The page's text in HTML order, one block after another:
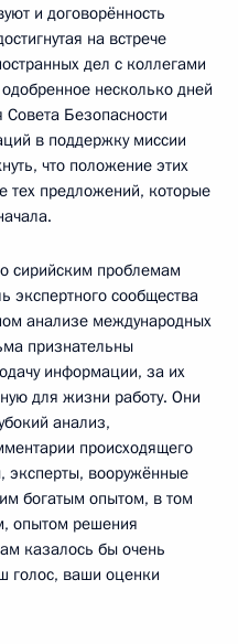
и договорённость
на встрече
дел с коллегами
несколько дней
Безопасности
в поддержку миссии
что положение этих
тех предложений, которые
сирийским проблемам
экспертного сообщества
анализе международных
признательны
информации, за их
для жизни работу. Они
анализ,
происходящего
эксперты, вооружённые
богатым опытом, в том
опытом решения
казалось бы очень
голос, ваши оценки